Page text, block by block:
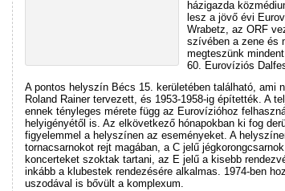
házigazda
lesz a jövő évi
Wrabetz, az ORF
szívében a zene és
megteszünk
60. Eurovíziós
A pontos helyszín Bécs 15. kerületében található, ami
Roland Rainer tervezett, és 1953-1958-ig építették. A
ennek tényleges mérete függ az Eurovízióhoz
helyigényétől is. Az elkövetkező hónapokban ki fog
figyelemmel a helyszínen az eseményeket. A
tornacsarnokot rejt magában, a C jelű
koncerteket szoktak tartani, az E jelű a kisebb
inkább a klubestek rendezésére alkalmas. 1974-ben
uszodával is bővült a komplexum.